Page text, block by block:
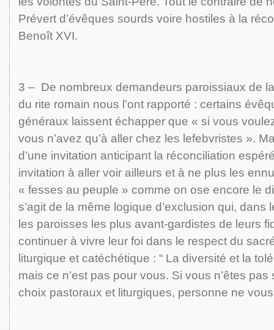
Prévert d’évêques sourds voire hostiles à la
Benoît XVI.
3 – De nombreux demandeurs paroissiaux de
du rite romain nous l’ont rapporté : certains
généraux laissent échapper que « si vous
vous n’avez qu’à aller chez les lefebvristes ».
d’une invitation anticipant la réconciliation
invitation à aller voir ailleurs et à ne plus les
« fesses au peuple » comme on ose encore le
s’agit de la même logique d’exclusion qui, dans
les paroisses les plus avant-gardistes de leurs
continuer à vivre leur foi dans le respect du
liturgique et catéchétique : “ La diversité et la
mais ce n’est pas pour vous. Si vous n’êtes
choix pastoraux et liturgiques, personne ne vous